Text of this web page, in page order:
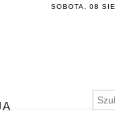
SOBOTA, 08